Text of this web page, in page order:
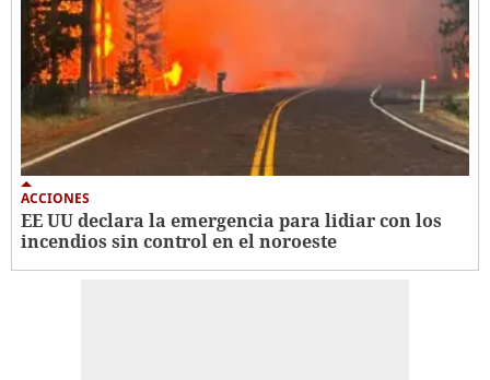
ACCIONES
EE UU declara la emergencia para lidiar con los
incendios sin control en el noroeste